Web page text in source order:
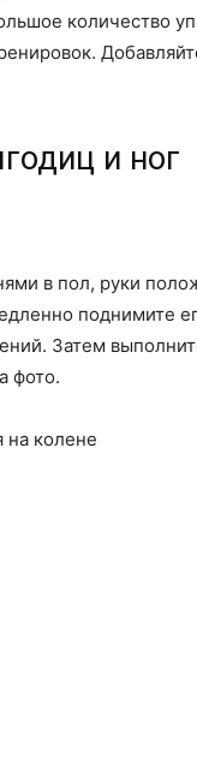
количество
и ног
в пол, руки
поднимите
Затем
фото.
на колене